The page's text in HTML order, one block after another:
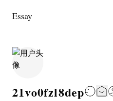
Essay
21vo0fzl8dep